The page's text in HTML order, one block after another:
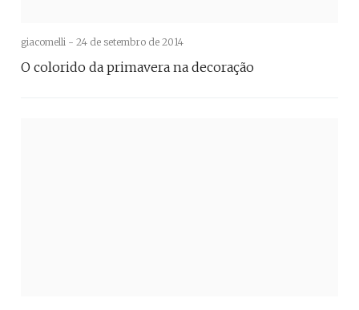
giacomelli - 24 de setembro de 2014
O colorido da primavera na decoração